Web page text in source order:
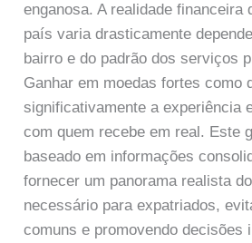
enganosa. A realidade financeira
país varia drasticamente
bairro e do padrão dos serviços
Ganhar em moedas fortes como
significativamente a experiência
com quem recebe em real. Este
baseado em informações
fornecer um panorama realista
necessário para expatriados,
comuns e promovendo decisões